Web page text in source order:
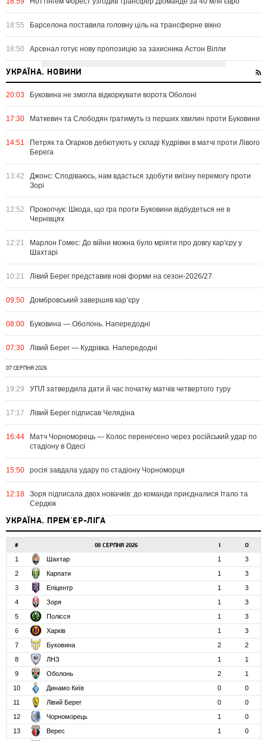
18:55 Барселона поставила головну ціль на трансферне вікно
18:50 Арсенал готує нову пропозицію за захисника Астон Вілли
УКРАЇНА. НОВИНИ
20:03 Буковина не змогла відкоркувати ворота Оболоні
17:30 Маткевич та Слободян гратимуть із перших хвилин проти Буковини
14:51
Петряк та Огарков дебютують у складі Кудрівки в матчі проти Лівого
Берега
13:42
Джонс: Сподіваюсь, нам вдасться здобути виїзну перемогу проти
Зорі
12:52
Прокопчук: Шкода, що гра проти Буковини відбудеться не в
Чернівцях
12:21
Марлон Гомес: До війни можна було мріяти про довгу кар'єру у
Шахтарі
10:21 Лівий Берег представив нові форми на сезон-2026/27
09:50 Домбровський завершив кар’єру
08:00 Буковина — Оболонь. Напередодні
07:30 Лівий Берег — Кудрівка. Напередодні
07 СЕРПНЯ 2026
19:29 УПЛ затвердила дати й час початку матчів четвертого туру
17:17 Лівий Берег підписав Челядіна
16:44
Матч Чорноморець — Колос перенесено через російський удар по
стадіону в Одесі
15:50 росія завдала удару по стадіону Чорноморця
12:18
Зоря підписала двох новачків: до команди приєдналися Італо та
Сердюк
УКРАЇНА. ПРЕМ'ЄР-ЛІГА
# 08 СЕРПНЯ 2026 І О
1 Шахтар 1
3
2
Карпати 1
3
3
Епіцентр 1
3
4
Зоря 1
3
5
Полісся 1
3
6
Харків 1
3
7
Буковина 2
2
8
ЛНЗ 1
1
9
Оболонь 2
1
10
Динамо Київ 0
0
11
Лівий Берег 0
0
12
Чорноморець 1
0
13
Верес 1
0